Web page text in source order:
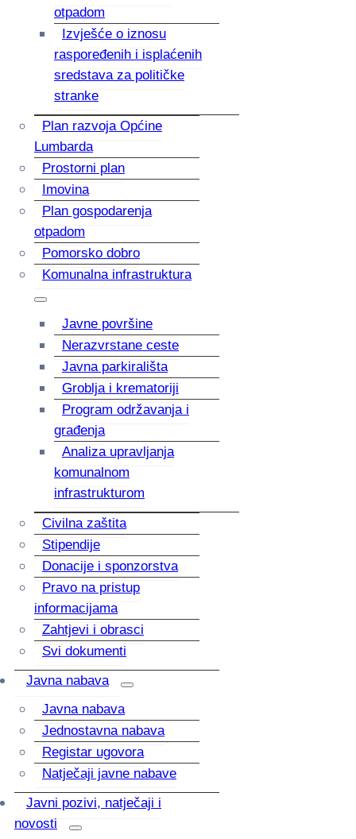
otpadom
Izvješće o iznosu
raspoređenih i isplaćenih
sredstava za političke
stranke
Plan razvoja Općine
Lumbarda
Prostorni plan
Imovina
Plan gospodarenja
otpadom
Pomorsko dobro
Komunalna infrastruktura
Javne površine
Nerazvrstane ceste
Javna parkirališta
Groblja i krematoriji
Program održavanja i
građenja
Analiza upravljanja
komunalnom
infrastrukturom
Civilna zaštita
Stipendije
Donacije i sponzorstva
Pravo na pristup
informacijama
Zahtjevi i obrasci
Svi dokumenti
Javna nabava
Javna nabava
Jednostavna nabava
Registar ugovora
Natječaji javne nabave
Javni pozivi, natječaji i
novosti